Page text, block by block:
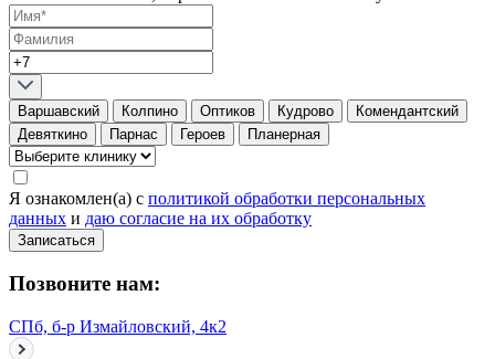
Варшавский Колпино Оптиков Кудрово
Комендантский
Девяткино
Парнас Героев Планерная
Я ознакомлен(а) с политикой обработки персональных
данных и даю согласие на их обработку
Записаться
Позвоните нам:
СПб, б-р Измайловский, 4к2